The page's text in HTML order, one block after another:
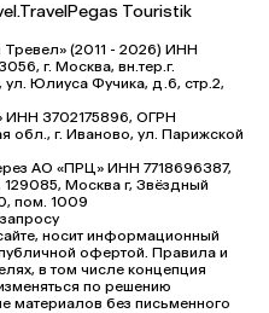
Pegas Touristik
(2011 - 2026) ИНН
г. Москва, вн.тер.г.
Юлиуса Фучика, д.6, стр.2,
ИНН 3702175896, ОГРН
обл., г. Иваново, ул. Парижской
АО «ПРЦ» ИНН 7718696387,
129085, Москва г, Звёздный
пом. 1009
носит информационный
офертой. Правила и
в том числе концепция
по решению
материалов без письменного